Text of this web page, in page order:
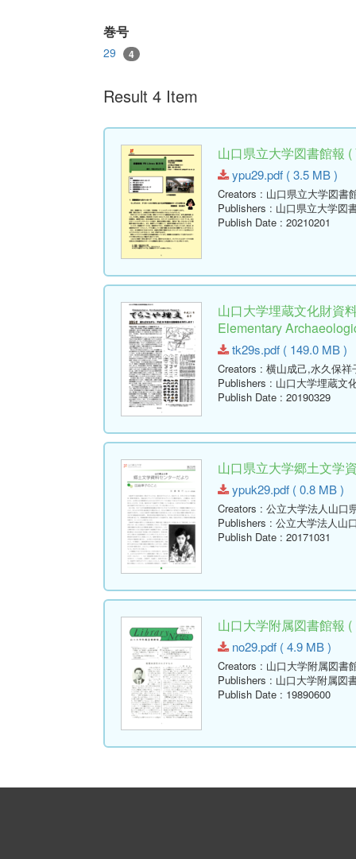
巻号
29 4
Result 4 Item
山口県立大学図書館報
ypu29.pdf ( 3.5 MB )
Creators : 山口県立大学図書
Publishers : 山口県立大学図
Publish Date : 20210201
山口大学埋蔵文化財資
Elementary
tk29s.pdf ( 149.0 MB )
Creators : 横山成己,水久保祥
Publishers : 山口大学埋蔵文
Publish Date : 20190329
山口県立大学郷土文学
ypuk29.pdf ( 0.8 MB )
Creators : 公立大学法人山口
Publishers : 公立大学法人山
Publish Date : 20171031
山口大学附属図書館報
no29.pdf ( 4.9 MB )
Creators : 山口大学附属図書
Publishers : 山口大学附属図
Publish Date : 19890600